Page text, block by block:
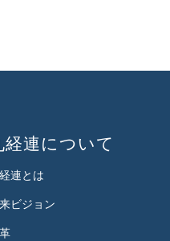
経連について
連とは
ビジョン